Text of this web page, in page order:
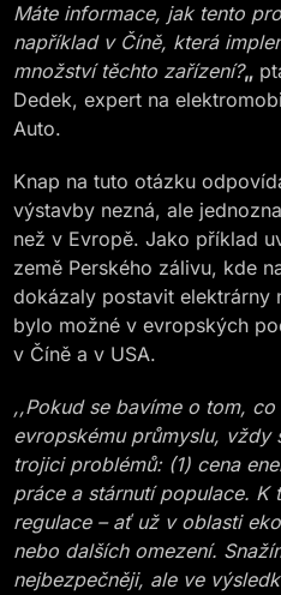
Máte informace, jak tento
například v Číně, která
množství těchto zařízení?„
Dedek, expert na
Auto.
Knap na tuto otázku
výstavby nezná, ale
než v Evropě. Jako příklad
země Perského zálivu, kde
dokázaly postavit elektrárny
bylo možné v evropských
v Číně a v USA.
,,Pokud se bavíme o tom,
evropskému průmyslu, vždy
trojici problémů: (1) cena
práce a stárnutí populace. K
regulace – ať už v oblasti
nebo dalších omezení.
nejbezpečněji, ale ve